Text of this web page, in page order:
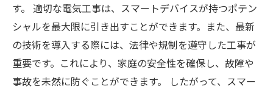
す。 適切な電気工事は、スマートデバイスが持つポテン
シャルを最大限に引き出すことができます。また、最新
の技術を導入する際には、法律や規制を遵守した工事が
重要です。これにより、家庭の安全性を確保し、故障や
事故を未然に防ぐことができます。 したがって、スマー